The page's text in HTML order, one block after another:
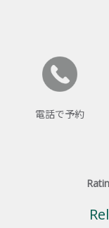
電話で予約